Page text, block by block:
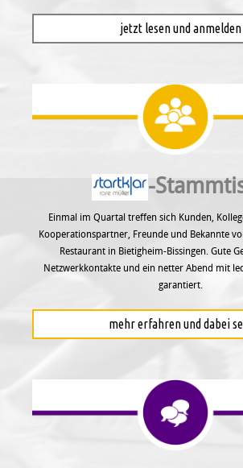
jetzt lesen und anmelden
-
Einmal im Quartal treffen sich Kunden,
Kooperationspartner, Freunde und Bekannte
Restaurant in Bietigheim-Bissingen. Gute
Netzwerkkontakte und ein netter Abend mit
garantiert.
mehr erfahren und dabei